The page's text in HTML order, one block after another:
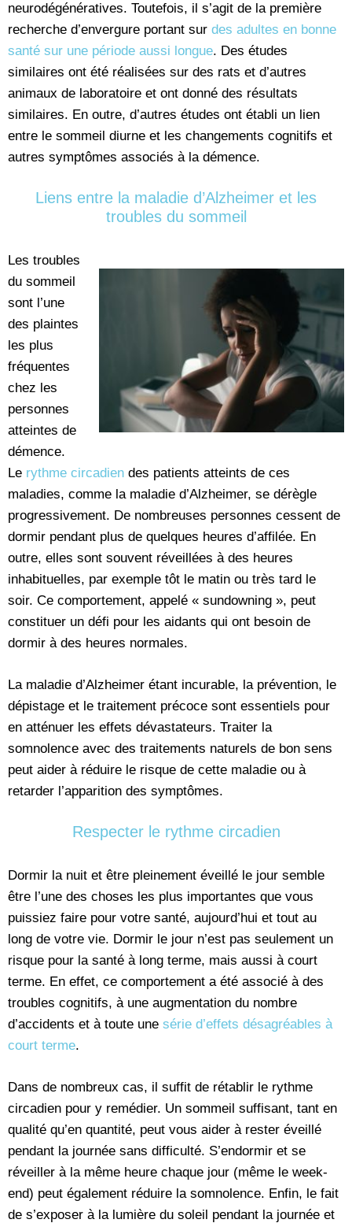
neurodégénératives. Toutefois, il s’agit de la première
recherche d’envergure portant sur des adultes en bonne
santé sur une période aussi longue. Des études
similaires ont été réalisées sur des rats et d’autres
animaux de laboratoire et ont donné des résultats
similaires. En outre, d’autres études ont établi un lien
entre le sommeil diurne et les changements cognitifs et
autres symptômes associés à la démence.
Liens entre la maladie d’Alzheimer et les
troubles du sommeil
Les troubles
du sommeil
sont l’une
des plaintes
les plus
fréquentes
chez les
personnes
atteintes de
démence.
Le rythme circadien des patients atteints de ces
maladies, comme la maladie d’Alzheimer, se dérègle
progressivement. De nombreuses personnes cessent de
dormir pendant plus de quelques heures d’affilée. En
outre, elles sont souvent réveillées à des heures
inhabituelles, par exemple tôt le matin ou très tard le
soir. Ce comportement, appelé « sundowning », peut
constituer un défi pour les aidants qui ont besoin de
dormir à des heures normales.
La maladie d’Alzheimer étant incurable, la prévention, le
dépistage et le traitement précoce sont essentiels pour
en atténuer les effets dévastateurs. Traiter la
somnolence avec des traitements naturels de bon sens
peut aider à réduire le risque de cette maladie ou à
retarder l’apparition des symptômes.
Respecter le rythme circadien
Dormir la nuit et être pleinement éveillé le jour semble
être l’une des choses les plus importantes que vous
puissiez faire pour votre santé, aujourd’hui et tout au
long de votre vie. Dormir le jour n’est pas seulement un
risque pour la santé à long terme, mais aussi à court
terme. En effet, ce comportement a été associé à des
troubles cognitifs, à une augmentation du nombre
d’accidents et à toute une série d’effets désagréables à
court terme.
Dans de nombreux cas, il suffit de rétablir le rythme
circadien pour y remédier. Un sommeil suffisant, tant en
qualité qu’en quantité, peut vous aider à rester éveillé
pendant la journée sans difficulté. S’endormir et se
réveiller à la même heure chaque jour (même le week-
end) peut également réduire la somnolence. Enfin, le fait
de s’exposer à la lumière du soleil pendant la journée et